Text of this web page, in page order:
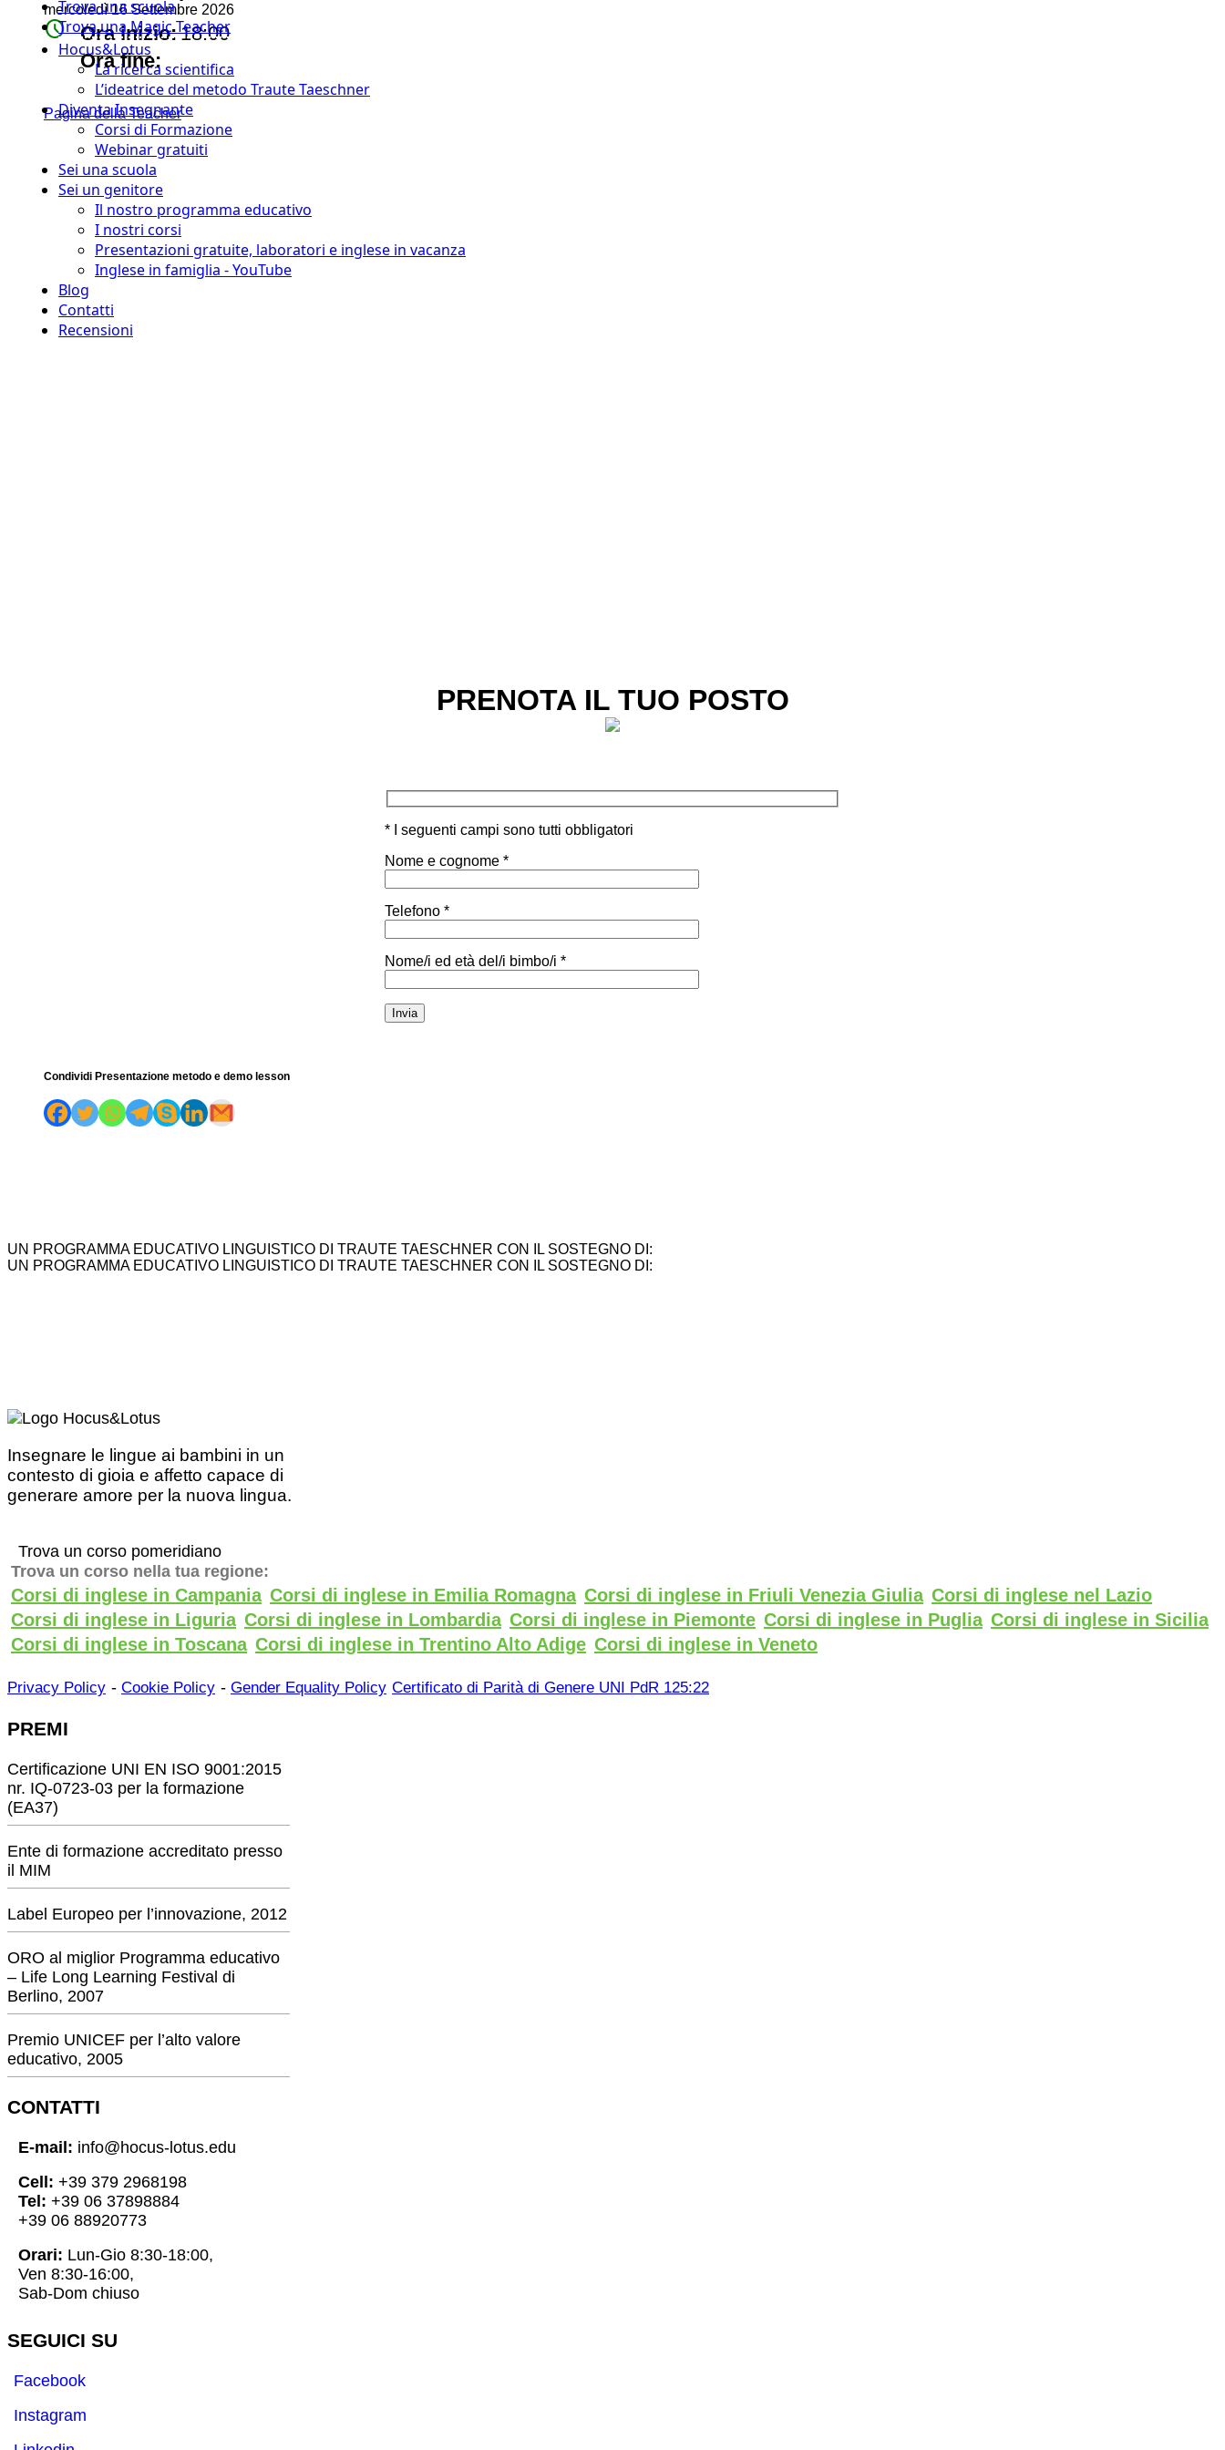
Trova una scuola
Trova una Magic Teacher
Hocus&Lotus
La ricerca scientifica
L’ideatrice del metodo Traute Taeschner
Diventa Insegnante
Corsi di Formazione
Webinar gratuiti
Sei una scuola
Sei un genitore
Il nostro programma educativo
I nostri corsi
Presentazioni gratuite, laboratori e inglese in vacanza
Inglese in famiglia - YouTube
Blog
Contatti
Recensioni
mercoledì 16 Settembre 2026
watch_later Ora inizio:18:00
timer Ora fine:
Pagina della Teacher
PRENOTA IL TUO POSTO
* I seguenti campi sono tutti obbligatori
Nome e cognome *
Telefono *
Nome/i ed età del/i bimbo/i *
Condividi Presentazione metodo e demo lesson
UN PROGRAMMA EDUCATIVO LINGUISTICO DI TRAUTE TAESCHNER CON IL SOSTEGNO DI:
UN PROGRAMMA EDUCATIVO LINGUISTICO DI TRAUTE TAESCHNER CON IL SOSTEGNO DI:
Insegnare le lingue ai bambini in un
contesto di gioia e affetto capace di
generare amore per la nuova lingua.
Trova un corso pomeridiano
Trova un corso nella tua regione:
Corsi di inglese in Campania Corsi di inglese in Emilia Romagna Corsi di inglese in Friuli Venezia Giulia Corsi di inglese nel Lazio
Corsi di inglese in Liguria Corsi di inglese in Lombardia Corsi di inglese in Piemonte Corsi di inglese in Puglia Corsi di inglese in Sicilia
Corsi di inglese in Toscana Corsi di inglese in Trentino Alto Adige Corsi di inglese in Veneto
Privacy Policy - Cookie Policy - Gender Equality Policy Certificato di Parità di Genere UNI PdR 125:22
PREMI
Certificazione UNI EN ISO 9001:2015
nr. IQ-0723-03 per la formazione
(EA37)
Ente di formazione accreditato presso
il MIM
Label Europeo per l’innovazione, 2012
ORO al miglior Programma educativo
– Life Long Learning Festival di
Berlino, 2007
Premio UNICEF per l’alto valore
educativo, 2005
CONTATTI
E-mail: info@hocus-lotus.edu
Cell: +39 379 2968198
Tel: +39 06 37898884
+39 06 88920773
Orari: Lun-Gio 8:30-18:00,
Ven 8:30-16:00,
Sab-Dom chiuso
SEGUICI SU
Facebook
Instagram